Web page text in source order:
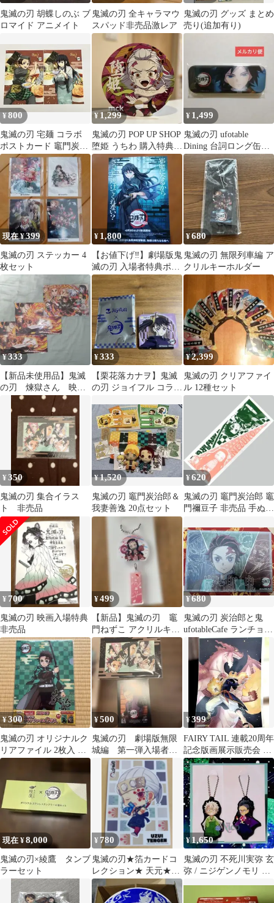
鬼滅の刃 胡蝶しのぶ ブ
ロマイド アニメイト
鬼滅の刃 全キャラマウ
スパッド非売品激レア
鬼滅の刃 グッズ まとめ
売り(追加有り)
¥800
鬼滅の刃 宅麺 コラボ
ポストカード 竈門炭治
郎 時透無一郎 特典 非
売品
¥ 1,299
鬼滅の刃 POP UP SHOP
堕姫 うちわ 購入特典
非売品
¥ 1,499
鬼滅の刃 ufotable
Dining 台詞ロング缶バ
ッジ 冨岡義勇
現在 ¥399
鬼滅の刃 ステッカー 4
枚セット
¥ 1,800
【お値下げ‼️】劇場版鬼
滅の刃 入場者特典ポス
ター〈甘露寺蜜璃・時
透無一郎〉2枚
¥680
鬼滅の刃 無限列車編 ア
クリルキーホルダー
¥333
【新品未使用品】鬼滅
の刃 煉獄さん 映画
入場者特典 非売品
¥333
【栗花落カナヲ】鬼滅
の刃 ジョイフル コラボ
¥2,399
鬼滅の刃 クリアファイ
ル 12種セット
¥350
鬼滅の刃 集合イラス
ト 非売品
¥1,520
鬼滅の刃 竈門炭治郎＆
我妻善逸 20点セット
¥620
鬼滅の刃 竈門炭治郎 竈
門禰豆子 非売品 手ぬぐ
¥ 700
鬼滅の刃 映画入場特典
非売品
¥499
【新品】鬼滅の刃 竈
門ねずこ アクリルキー
ホルダー 非売品
¥680
鬼滅の刃 炭治郎と鬼
ufotableCafe ランチョン
マット非売品
¥300
鬼滅の刃 オリジナルク
リアファイル 2枚入 竈
門炭治郎
¥500
鬼滅の刃 劇場版無限
城編 第一弾入場者特
¥399
FAIRY TAIL 連載20周年
記念版画展示販売会 ク
リアポスター 非売品
現在 ¥8,000
鬼滅の刃×綾鷹 タンブ
ラーセット
¥ 780
鬼滅の刃★箔カードコ
レクション★ 天元★お
まけ付
¥ 1,650
鬼滅の刃 不死川実弥 玄
弥 / ニジゲンノモリ 購